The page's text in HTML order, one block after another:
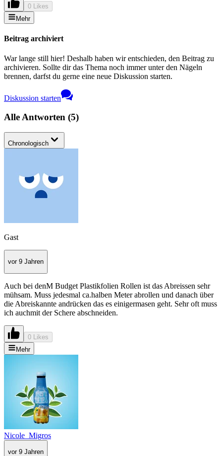
0 Likes
Mehr
Beitrag archiviert
War lange still hier! Deshalb haben wir entschieden, den Beitrag zu
archivieren. Sollte dir das Thema noch immer unter den Nägeln
brennen, darfst du gerne eine neue Diskussion starten.
Diskussion starten
Alle Antworten (5)
Chronologisch
Gast
vor 9 Jahren
Auch bei denM Budget Plastikfolien Rollen ist das Abreissen sehr
mühsam. Muss jedesmal ca.halben Meter abrollen und danach über
die Abreiskannte andrücken das es einigermasen geht. Sehr oft muss
ich auchmit der Schere abschneiden.
0 Likes
Mehr
Nicole_Migros
vor 9 Jahren